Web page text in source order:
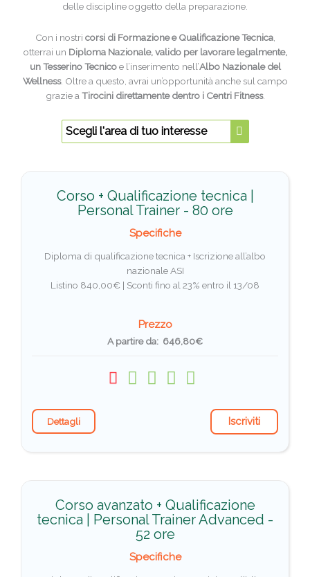
delle discipline oggetto della preparazione.
Con i nostri corsi di Formazione e Qualificazione Tecnica,
otterrai un Diploma Nazionale, valido per lavorare legalmente,
un Tesserino Tecnicoe l’inserimento nell’Albo Nazionale del
Wellness. Oltre a questo, avrai un’opportunità anche sul campo
grazie aTirocini direttamente dentro i Centri Fitness.
Scegli l'area di tuo interesse
Corso + Qualificazione tecnica |
Personal Trainer - 80 ore
Specifiche
Diploma di qualificazione tecnica + Iscrizione all’albo
nazionale ASI
Listino 840,00€ | Sconti fino al 23% entro il 13/08
Prezzo
A partire da: 646,80€
Dettagli Iscriviti
Corso avanzato + Qualificazione
tecnica | Personal Trainer Advanced -
52 ore
Specifiche